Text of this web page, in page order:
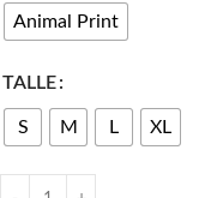
Animal Print
TALLE
S M L XL